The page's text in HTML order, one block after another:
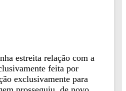
estreita relação com a
feita por
exclusivamente para